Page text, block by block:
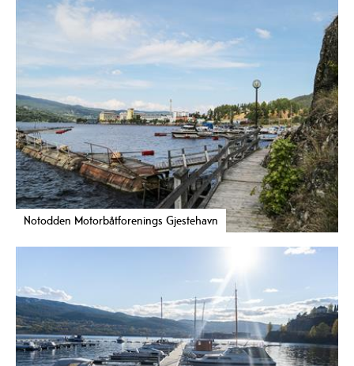
Notodden Motorbåtforenings Gjestehavn